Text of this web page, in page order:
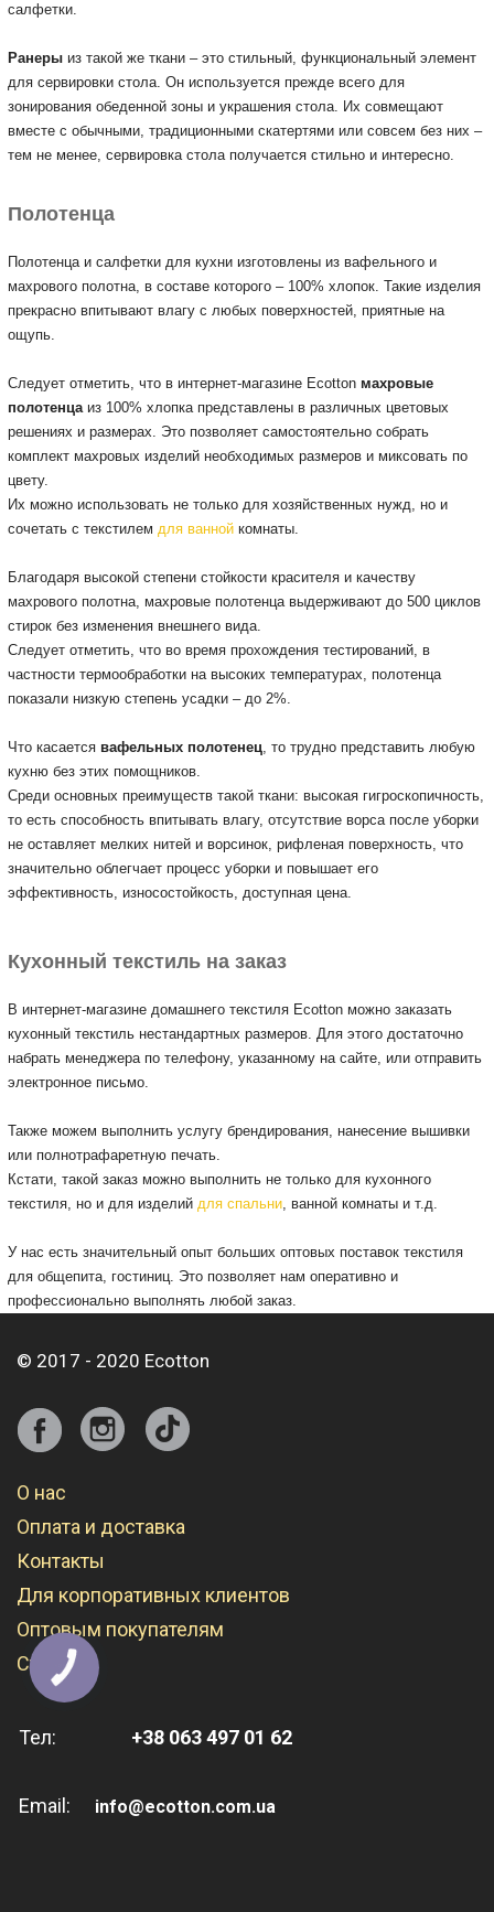
салфетки.
Ранерыиз такой же ткани – это стильный, функциональный элемент
для сервировки стола. Он используется прежде всего для
зонирования обеденной зоны и украшения стола. Их совмещают
вместе с обычными, традиционными скатертями или совсем без них –
тем не менее, сервировка стола получается стильно и интересно.
Полотенца
Полотенца и салфетки для кухни изготовлены из вафельного и
махрового полотна, в составе которого – 100% хлопок. Такие изделия
прекрасно впитывают влагу с любых поверхностей, приятные на
ощупь.
Следует отметить, что в интернет-магазине Ecotton махровые
полотенцаиз 100% хлопка представлены в различных цветовых
решениях и размерах. Это позволяет самостоятельно собрать
комплект махровых изделий необходимых размеров и миксовать по
цвету.
Их можно использовать не только для хозяйственных нужд, но и
сочетать с текстилем для ваннойкомнаты.
Благодаря высокой степени стойкости красителя и качеству
махрового полотна, махровые полотенца выдерживают до 500 циклов
стирок без изменения внешнего вида.
Следует отметить, что во время прохождения тестирований, в
частности термообработки на высоких температурах, полотенца
показали низкую степень усадки – до 2%.
Что касается вафельных полотенец, то трудно представить любую
кухню без этих помощников.
Среди основных преимуществ такой ткани: высокая гигроскопичность,
то есть способность впитывать влагу, отсутствие ворса после уборки
не оставляет мелких нитей и ворсинок, рифленая поверхность, что
значительно облегчает процесс уборки и повышает его
эффективность, износостойкость, доступная цена.
Кухонный текстиль на заказ
В интернет-магазине домашнего текстиля Ecotton можно заказать
кухонный текстиль нестандартных размеров. Для этого достаточно
набрать менеджера по телефону, указанному на сайте, или отправить
электронное письмо.
Также можем выполнить услугу брендирования, нанесение вышивки
или полнотрафаретную печать.
Кстати, такой заказ можно выполнить не только для кухонного
текстиля, но и для изделий для спальни, ванной комнаты и т.д.
У нас есть значительный опыт больших оптовых поставок текстиля
для общепита, гостиниц. Это позволяет нам оперативно и
профессионально выполнять любой заказ.
© 2017 - 2020 Ecotton
О нас
Оплата и доставка
Контакты
Для корпоративных клиентов
Оптовым покупателям
Статьи
Тел: +38 063 497 01 62
Email: info@ecotton.com.ua
КНОПКА
СВЯЗИ